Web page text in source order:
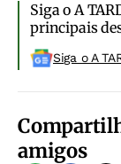
Siga o A
principais
Siga o A
amigos